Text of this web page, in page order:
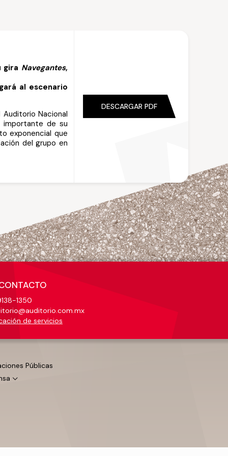
gira Navegantes,
al escenario
Nacional
de su
exponencial que
del grupo en
DESCARGAR PDF
1350
de servicios
Públicas